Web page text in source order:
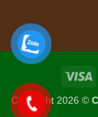
Copyright 2026 ©